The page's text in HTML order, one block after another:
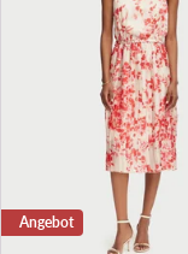
Angebot